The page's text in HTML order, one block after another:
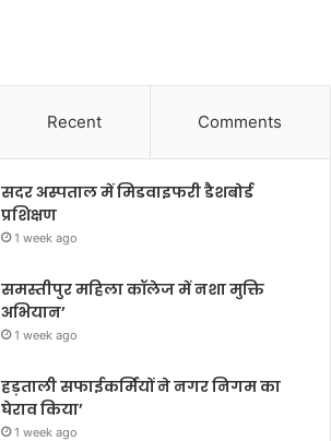
Recent Comments
सदर अस्पताल में मिडवाइफरी डैशबोर्ड
प्रशिक्षण
1 week ago
समस्तीपुर महिला कॉलेज में नशा मुक्ति
अभियान’
1 week ago
हड़ताली सफाईकर्मियों ने नगर निगम का
घेराव किया’
1 week ago